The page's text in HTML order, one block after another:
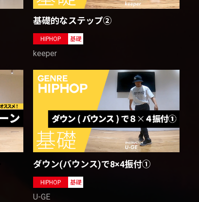
基礎的なステップ②
HIPHOP 基礎
keeper
ダウン(バウンス)で8×4振付①
HIPHOP 基礎
U-GE